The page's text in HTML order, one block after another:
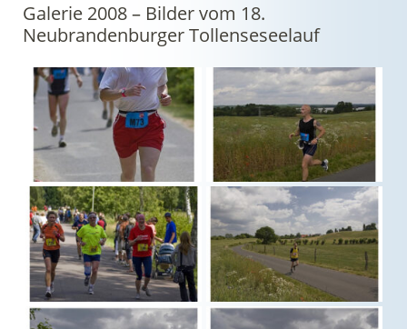
Galerie 2008 – Bilder vom 18.
Neubrandenburger Tollenseseelauf